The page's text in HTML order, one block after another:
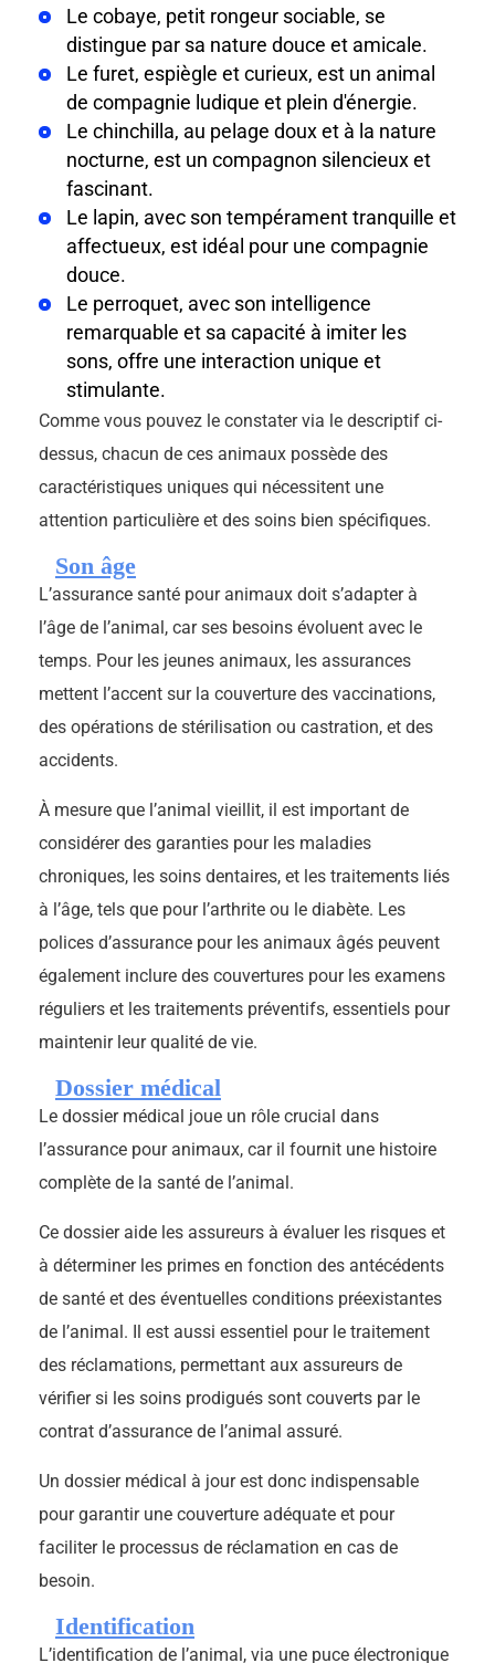
Le cobaye, petit rongeur sociable, se
distingue par sa nature douce et amicale.
Le furet, espiègle et curieux, est un animal
de compagnie ludique et plein d'énergie.
Le chinchilla, au pelage doux et à la nature
nocturne, est un compagnon silencieux et
fascinant.
Le lapin, avec son tempérament tranquille et
affectueux, est idéal pour une compagnie
douce.
Le perroquet, avec son intelligence
remarquable et sa capacité à imiter les
sons, offre une interaction unique et
stimulante.
Comme vous pouvez le constater via le descriptif ci-
dessus, chacun de ces animaux possède des
caractéristiques uniques qui nécessitent une
attention particulière et des soins bien spécifiques.
Son âge
L’assurance santé pour animaux doit s’adapter à
l’âge de l’animal, car ses besoins évoluent avec le
temps. Pour les jeunes animaux, les assurances
mettent l’accent sur la couverture des vaccinations,
des opérations de stérilisation ou castration, et des
accidents.
À mesure que l’animal vieillit, il est important de
considérer des garanties pour les maladies
chroniques, les soins dentaires, et les traitements liés
à l’âge, tels que pour l’arthrite ou le diabète. Les
polices d’assurance pour les animaux âgés peuvent
également inclure des couvertures pour les examens
réguliers et les traitements préventifs, essentiels pour
maintenir leur qualité de vie.
Dossier médical
Le dossier médical joue un rôle crucial dans
l’assurance pour animaux, car il fournit une histoire
complète de la santé de l’animal.
Ce dossier aide les assureurs à évaluer les risques et
à déterminer les primes en fonction des antécédents
de santé et des éventuelles conditions préexistantes
de l’animal. Il est aussi essentiel pour le traitement
des réclamations, permettant aux assureurs de
vérifier si les soins prodigués sont couverts par le
contrat d’assurance de l’animal assuré.
Un dossier médical à jour est donc indispensable
pour garantir une couverture adéquate et pour
faciliter le processus de réclamation en cas de
besoin.
Identification
L’identification de l’animal, via une puce électronique